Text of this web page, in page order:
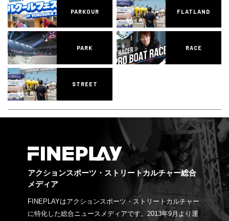
PARKOUR FLATLAND
PARK RACE
STREET
アクションスポーツ・ストリートカルチャー総合
メディア
FINEPLAYはアクションスポーツ・ストリートカルチャー
に特化した総合ニュースメディアです。2013年9月より運